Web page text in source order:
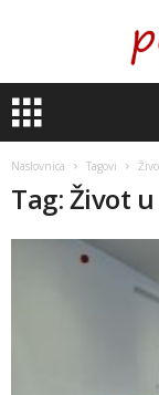
Naslovnica Tagovi
Tag: Život